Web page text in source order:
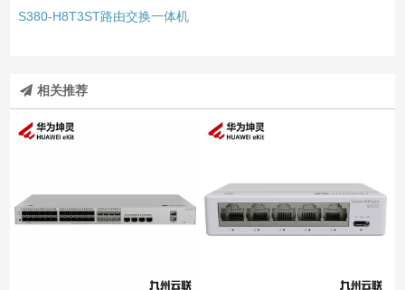
S380-H8T3ST路由交换一体机
相关推荐